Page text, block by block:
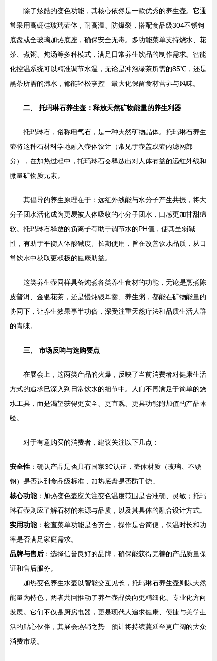
除了炫酷的变色功能，其核心依然是一款优秀的养生壶。它通
常采用高硼硅玻璃壶体，耐高温、防爆裂，搭配食品级304不锈钢
底盘或全玻璃加热底座，确保安全无毒。多功能菜单支持烧水、花
茶、煮粥、炖汤等多种模式，满足日常养生饮品的制作需求。智能
化控温系统可以精准调节水温，无论是冲泡绿茶所需的85℃，还是
黑茶所需的沸水，都能轻松掌控，最大化保留食材营养与风味。
二、 托玛琳石养生壶：释放天然矿物能量的养生利器
托玛琳石，俗称电气石，是一种天然矿物晶体。托玛琳石养生
壶将这种石材科学地融入壶体设计（常见于壶盖或壶内滤网部
分），在加热过程中，托玛琳石会释放出对人体有益的远红外线和
微量矿物质元素。
其倡导的养生原理在于：远红外线能与水分子产生共振，将大
分子团水活化成为更易被人体吸收的小分子团水，口感更加甘甜绵
软。托玛琳石释放的负离子有助于调节水的PH值，使其呈弱碱
性，有助于平衡人体酸碱度。长期使用，旨在改善饮水品质，从日
常饮水中获取更积极的健康助益。
这类养生壶同样具备炖煮各类养生食材的功能，无论是烹煮陈
皮普洱、金银花茶，还是慢炖银耳羹、养生粥，都能在矿物能量的
协同下，让养生效果事半功倍，深受注重天然疗法和品质生活人群
的青睐。
三、 市场反响与选购要点
在展会上，这两类产品的火爆，反映了当前消费者对健康生活
方式的追求已深入到日常饮水的细节中。人们不再满足于简单的烧
水工具，而是渴望获得更安全、更直观、更具功能附加值的产品体
验。
对于有意购买的消费者，建议关注以下几点：
安全性 ：确认产品是否具有国家3C认证，壶体材质（玻璃、不锈
钢）是否达到食品级标准，加热底盘是否防干烧。
核心功能：加热变色壶应关注变色温度范围是否准确、灵敏；托玛
琳石壶则应了解石材的来源与品质，以及其具体的融合设计方式。
实用功能：检查菜单功能是否齐全，操作是否简便，保温时长和功
率是否满足家庭需求。
品牌与售后 ：选择信誉良好的品牌，确保能获得完善的产品质量保
证和售后服务。
加热变色养生水壶以智能交互见长，托玛琳石养生壶则以天然
能量为特色，两者共同推动了养生壶品类向更精细化、专业化方向
发展。它们不仅是厨房电器，更是现代人追求健康、便捷与美学生
活的贴心伙伴，其展会热销之势，预计将持续蔓延至更广阔的大众
消费市场。